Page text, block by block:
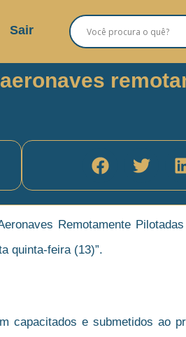
Sair
Remotamente Pilotadas
quinta-feira (13)”.
capacitados e submetidos ao